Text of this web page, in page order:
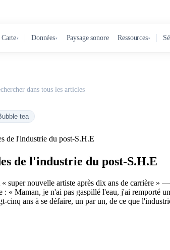
Carte▾ Données▾ Paysage sonore Ressources▾
dans tous les articles
tea
de l'industrie du post-S.H.E
de l'industrie du post-S.H.E
nouvelle artiste après dix ans de carrière
: « Maman, je n'ai pas gaspillé l'eau, j'ai remporté
ans à se défaire, un par un, de ce que